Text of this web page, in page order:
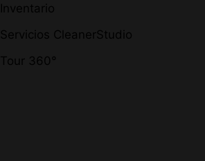
Inventario
Servicios CleanerStudio
Tour 360°